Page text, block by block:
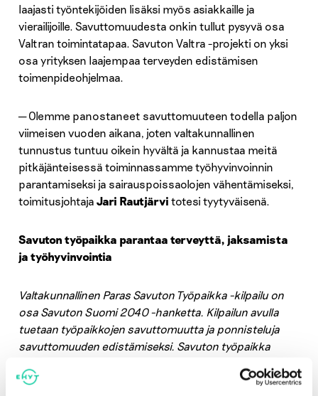
laajasti työntekijöiden lisäksi myös asiakkaille ja
vierailijoille. Savuttomuudesta onkin tullut pysyvä osa
Valtran toimintatapaa. Savuton Valtra -projekti on yksi
osa yrityksen laajempaa terveyden edistämisen
toimenpideohjelmaa.
─ Olemme panostaneet savuttomuuteen todella paljon
viimeisen vuoden aikana, joten valtakunnallinen
tunnustus tuntuu oikein hyvältä ja kannustaa meitä
pitkäjänteisessä toiminnassamme työhyvinvoinnin
parantamiseksi ja sairauspoissaolojen vähentämiseksi,
toimitusjohtaja Jari Rautjärvi totesi tyytyväisenä.
Savuton työpaikka parantaa terveyttä, jaksamista
ja työhyvinvointia
Valtakunnallinen Paras Savuton Työpaikka -kilpailu on
osa Savuton Suomi 2040 -hanketta. Kilpailun avulla
tuetaan työpaikkojen savuttomuutta ja ponnisteluja
savuttomuuden edistämiseksi. Savuton työpaikka
haluaa ylläpitää ja edistää terveyttä, hyvinvointia ja